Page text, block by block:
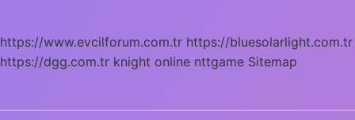
Lazım
https://www.evcilforum.com.tr https://bluesolarlight.com.tr
https://dgg.com.tr knight online nttgame Sitemap